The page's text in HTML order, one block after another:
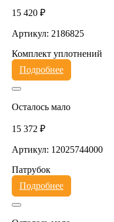
15 420 ₽
Артикул: 2186825
Комплект уплотнений
Подробнее
Осталось мало
15 372 ₽
Артикул: 12025744000
Патрубок
Подробнее